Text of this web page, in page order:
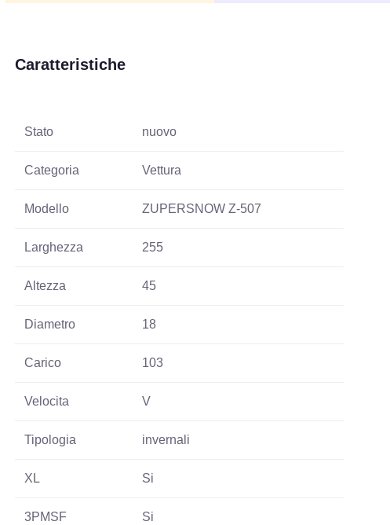
Caratteristiche
Stato nuovo
Categoria Vettura
Modello ZUPERSNOW Z-507
Larghezza 255
Altezza 45
Diametro 18
Carico 103
Velocita V
Tipologia invernali
XL Si
3PMSF Si